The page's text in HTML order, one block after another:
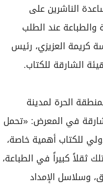
الناشرين على
والطباعة عند الطلب
كريمة العزيزي، رئيس
الشارقة للكتاب.
الحرة لمدينة
في المعرض: «تحمل
للكتاب أهمية خاصة،
ثقلاً كبيراً في الطباعة،
وسلاسل الإمداد